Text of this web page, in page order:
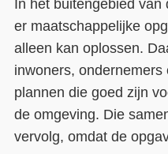
In het buitengebied van
er maatschappelijke
alleen kan oplossen.
inwoners,
plannen die goed zijn
de omgeving. Die
vervolg, omdat de